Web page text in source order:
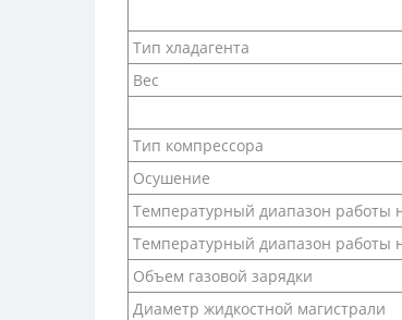
Тип хладагента
Вес
Тип компрессора
Осушение
Температурный диапазон работы
Температурный диапазон работы
Объем газовой зарядки
Диаметр жидкостной магистрали